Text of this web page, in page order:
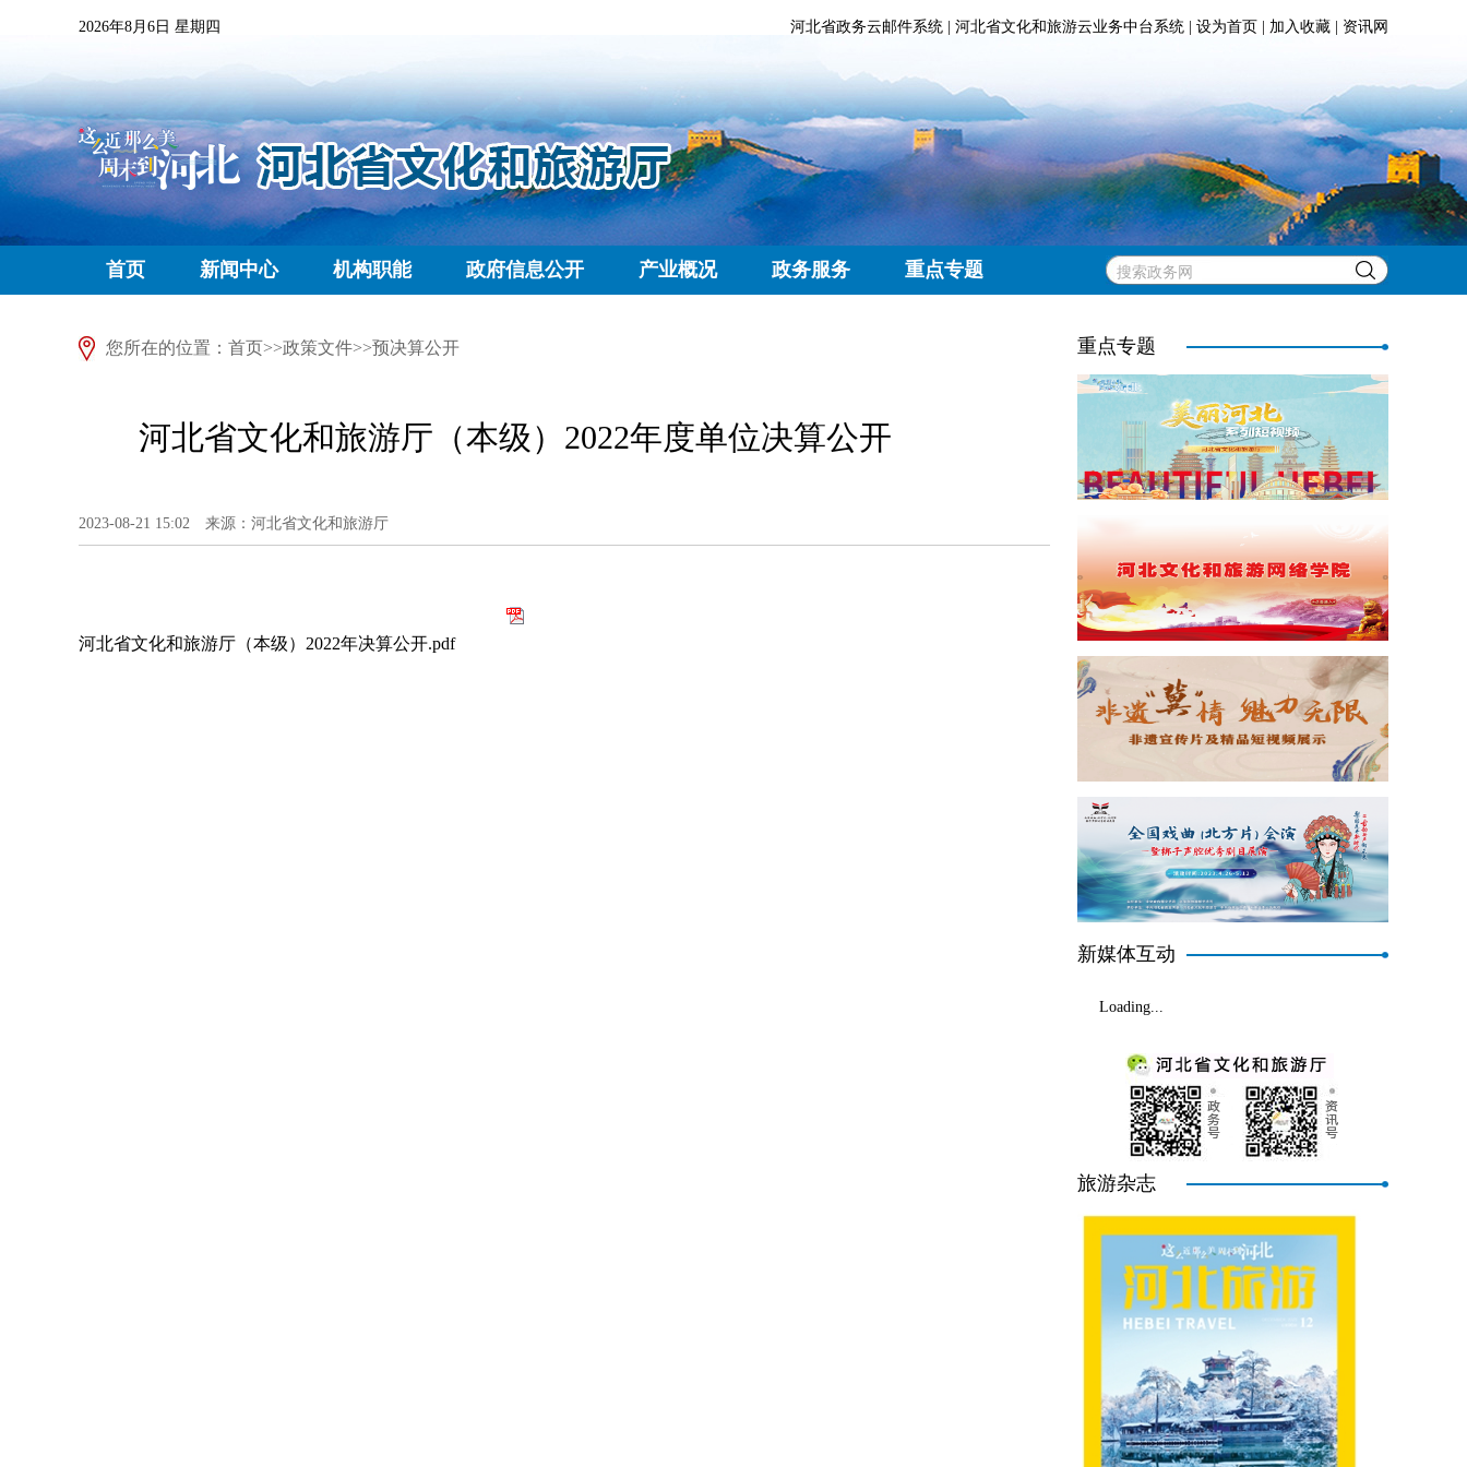
2026年8月6日 星期四 河北省政务云邮件系统 河北省文化和旅游云业务中台系统 设为首页 加入收藏 资讯网
首页 新闻中心 机构职能 政府信息公开 产业概况 政务服务 重点专题
您所在的位置： 首页>>政策文件>>预决算公开
河北省文化和旅游厅（本级）2022年度单位决算公开
2023-08-21 15:02 来源：河北省文化和旅游厅
河北省文化和旅游厅（本级）2022年决算公开.pdf
重点专题
新媒体互动
Loading...
旅游杂志